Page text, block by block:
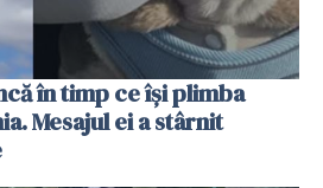
în timp ce își plimba
Mesajul ei a stârnit